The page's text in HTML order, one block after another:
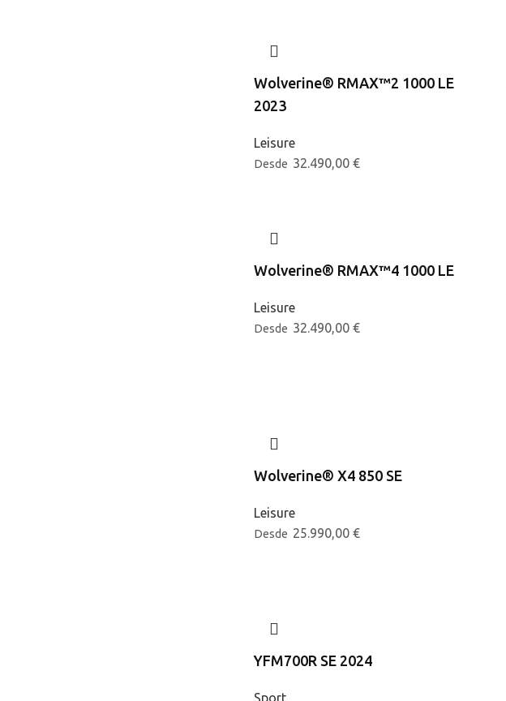
Wolverine® RMAX™2 1000 LE
2023
Leisure
Desde 32.490,00 €
Wolverine® RMAX™4 1000 LE
Leisure
Desde 32.490,00 €
Wolverine® X4 850 SE
Leisure
Desde 25.990,00 €
YFM700R SE 2024
Sport